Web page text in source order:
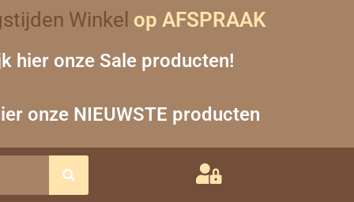
Winkel op AFSPRAAK
hier onze Sale producten!
onze NIEUWSTE producten